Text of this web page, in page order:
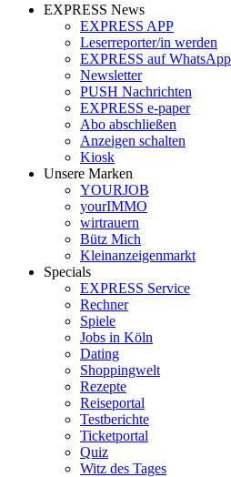
EXPRESS News
EXPRESS APP
Leserreporter/in werden
EXPRESS auf WhatsApp
Newsletter
PUSH Nachrichten
EXPRESS e-paper
Abo abschließen
Anzeigen schalten
Kiosk
Unsere Marken
YOURJOB
yourIMMO
wirtrauern
Bütz Mich
Kleinanzeigenmarkt
Specials
EXPRESS Service
Rechner
Spiele
Jobs in Köln
Dating
Shoppingwelt
Rezepte
Reiseportal
Testberichte
Ticketportal
Quiz
Witz des Tages